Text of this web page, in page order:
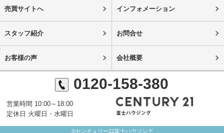
売買サイトへ インフォメーション
スタッフ紹介 お問合せ
お客様の声 会社概要
0120-158-380
営業時間 10:00～18:00
定休日 火曜日・水曜日
©センチュリー21富士ハウジング